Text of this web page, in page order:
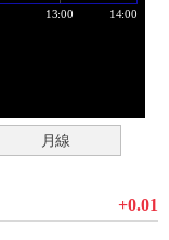
月線
+0.01